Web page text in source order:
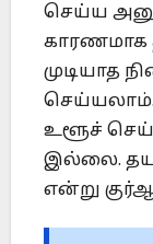
செய்ய
முடியாத
உளூச்
இல்லை.
என்று